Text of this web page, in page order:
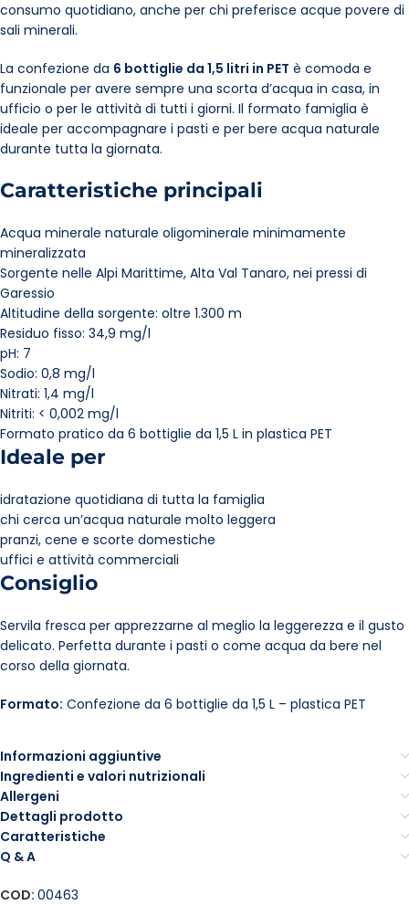
consumo quotidiano, anche per chi preferisce acque povere di
sali minerali.
La confezione da 6 bottiglie da 1,5 litri in PET è comoda e
funzionale per avere sempre una scorta d’acqua in casa, in
ufficio o per le attività di tutti i giorni. Il formato famiglia è
ideale per accompagnare i pasti e per bere acqua naturale
durante tutta la giornata.
Caratteristiche principali
Acqua minerale naturale oligominerale minimamente
mineralizzata
Sorgente nelle Alpi Marittime, Alta Val Tanaro, nei pressi di
Garessio
Altitudine della sorgente: oltre 1.300 m
Residuo fisso: 34,9 mg/l
pH: 7
Sodio: 0,8 mg/l
Nitrati: 1,4 mg/l
Nitriti: < 0,002 mg/l
Formato pratico da 6 bottiglie da 1,5 L in plastica PET
Ideale per
idratazione quotidiana di tutta la famiglia
chi cerca un’acqua naturale molto leggera
pranzi, cene e scorte domestiche
uffici e attività commerciali
Consiglio
Servila fresca per apprezzarne al meglio la leggerezza e il gusto
delicato. Perfetta durante i pasti o come acqua da bere nel
corso della giornata.
Formato: Confezione da 6 bottiglie da 1,5 L – plastica PET
Informazioni aggiuntive
Ingredienti e valori nutrizionali
Allergeni
Dettagli prodotto
Caratteristiche
Q & A
COD: 00463